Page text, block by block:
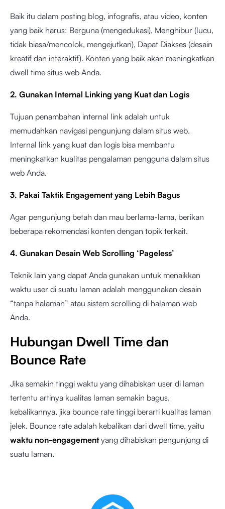
Baik itu dalam posting blog, infografis, atau video, konten
yang baik harus: Berguna (mengedukasi), Menghibur (lucu,
tidak biasa/mencolok, mengejutkan), Dapat Diakses (desain
kreatif dan interaktif). Konten yang baik akan meningkatkan
dwell time situs web Anda.
2. Gunakan Internal Linking yang Kuat dan Logis
Tujuan penambahan internal link adalah untuk
memudahkan navigasi pengunjung dalam situs web.
Internal link yang kuat dan logis bisa membantu
meningkatkan kualitas pengalaman pengguna dalam situs
web Anda.
3. Pakai Taktik Engagement yang Lebih Bagus
Agar pengunjung betah dan mau berlama-lama, berikan
beberapa rekomendasi konten dengan topik terkait.
4. Gunakan Desain Web Scrolling ‘Pageless’
Teknik lain yang dapat Anda gunakan untuk menaikkan
waktu user di suatu laman adalah menggunakan desain
“tanpa halaman” atau sistem scrolling di halaman web
Anda.
Hubungan Dwell Time dan
Bounce Rate
Jika semakin tinggi waktu yang dihabiskan user di laman
tertentu artinya kualitas laman semakin bagus,
kebalikannya, jika bounce rate tinggi berarti kualitas laman
jelek. Bounce rate adalah kebalikan dari dwell time, yaitu
waktu non-engagementyang dihabiskan pengunjung di
suatu laman.